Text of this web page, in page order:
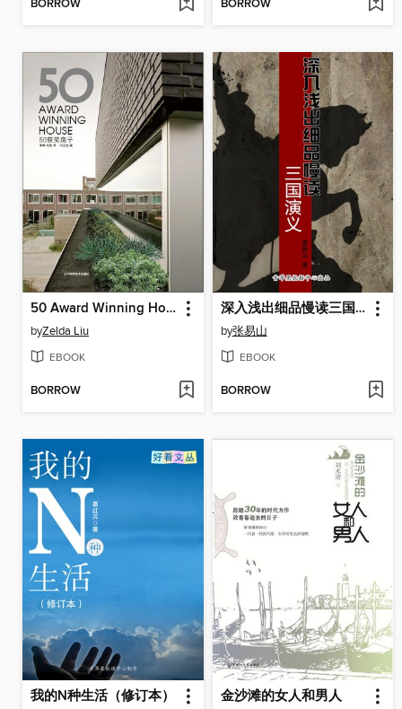
BORROW BORROW
50 Award Winning House
byZelda Liu
EBOOK
BORROW
深入浅出细品慢读三国演义
by张易山
EBOOK
BORROW
我的N种生活（修订本） 金沙滩的女人和男人